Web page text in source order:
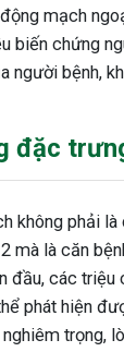
mạch
biến chứng
người bệnh,
đặc
không phải là
mà là căn
đầu, các triệu
phát hiện
trọng,